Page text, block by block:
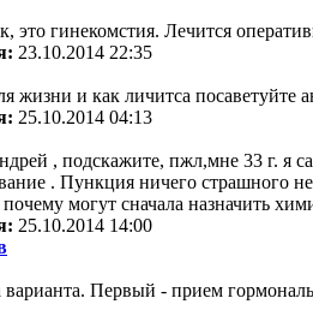
это гинекомстия. Лечится
23.10.2014 22:35
жизни и как личитса посаветуйте
25.10.2014 04:13
, подскажите, пжл,мне 33 г. я
. Пункция ничего страшного
могут сначала назначить
25.10.2014 14:00
варианта. Первый - прием